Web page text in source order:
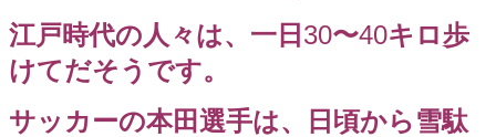
江戸時代の人々は、一日 30〜40キロ歩
けてだそうです。
サッカーの本田選手は、日頃から雪駄